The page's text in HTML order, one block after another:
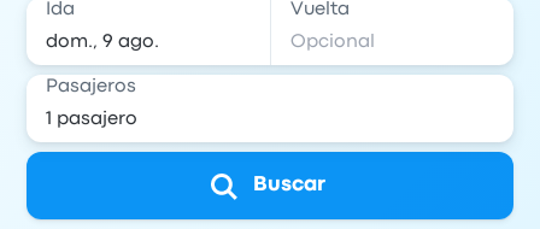
Ida Vuelta
Pasajeros
Buscar